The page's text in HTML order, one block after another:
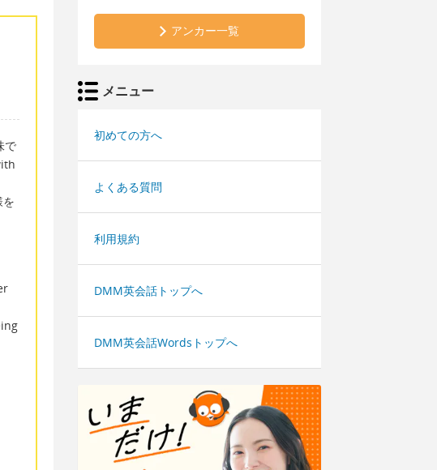
で
アンカー一覧
メニュー
初めての方へ
よくある質問
利用規約
DMM英会話トップへ
DMM英会話Wordsトップへ